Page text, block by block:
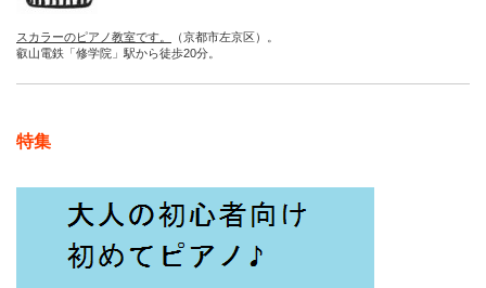
スカラーのピアノ教室です。
（京都市左京区）。
叡山電鉄「修学院」駅から徒歩20分。
特集